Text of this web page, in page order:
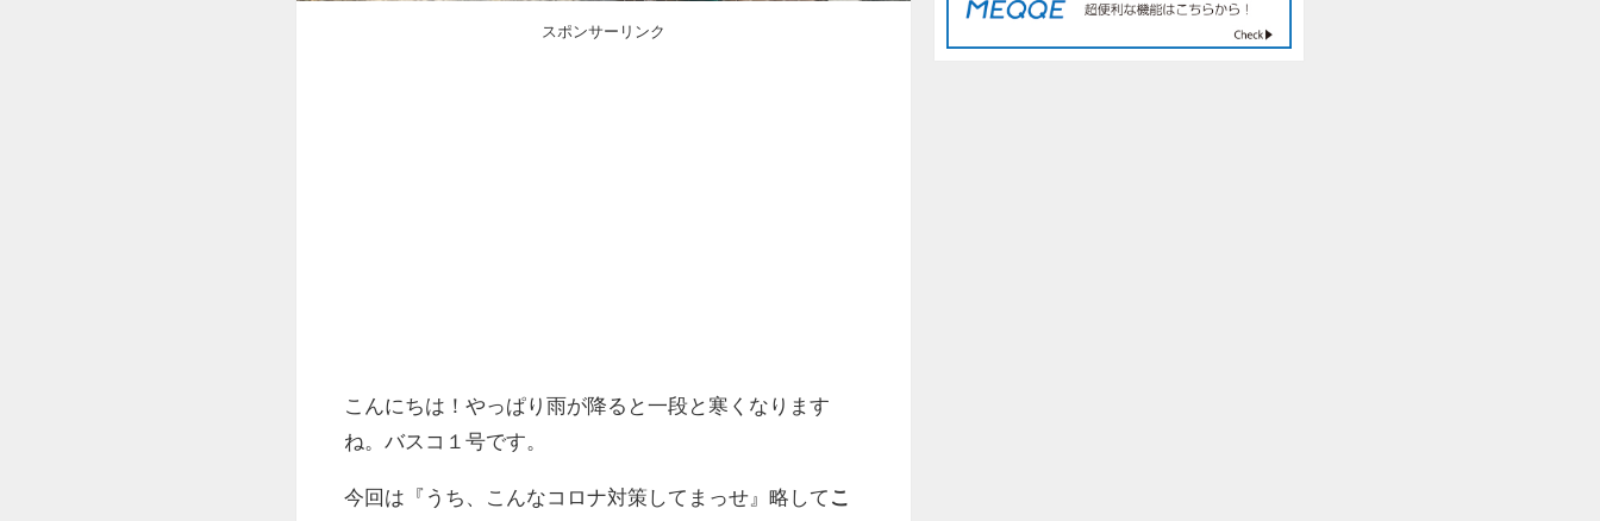
スポンサーリンク
こんにちは！やっぱり雨が降ると一段と寒くなります
ね。バスコ１号です。
今回は『うち、こんなコロナ対策してまっせ』略して こ